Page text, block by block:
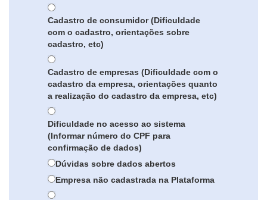
Cadastro de consumidor (Dificuldade
com o cadastro, orientações sobre
cadastro, etc)
Cadastro de empresas (Dificuldade com o
cadastro da empresa, orientações quanto
a realização do cadastro da empresa, etc)
Dificuldade no acesso ao sistema
(Informar número do CPF para
confirmação de dados)
Dúvidas sobre dados abertos
Empresa não cadastrada na Plataforma